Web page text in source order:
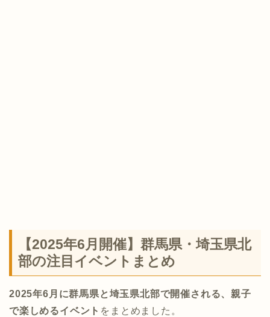
【2025年6月開催】群馬県・埼玉県北
部の注目イベントまとめ
2025年6月に群馬県と埼玉県北部で開催される、親子
で楽しめるイベント をまとめました。